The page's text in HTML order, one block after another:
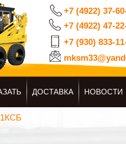
+7 (4922) 37-
+7 (4922) 47-
+7 (930) 833-
ДОСТАВКА НОВОСТИ
1КСБ